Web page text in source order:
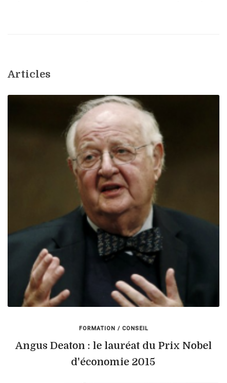
Articles
FORMATION / CONSEIL
Angus Deaton : le lauréat du Prix Nobel
d'économie 2015